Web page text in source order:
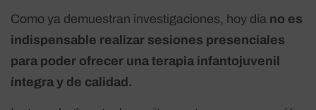
Como ya demuestran investigaciones, hoy día no es
indispensable realizar sesiones presenciales
para poder ofrecer una terapia infantojuvenil
íntegra y de calidad.